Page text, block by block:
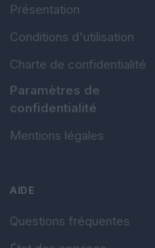
Présentation
Conditions d'utilisation
Charte de confidentialité
Paramètres de
confidentialité
Mentions légales
AIDE
Questions fréquentes